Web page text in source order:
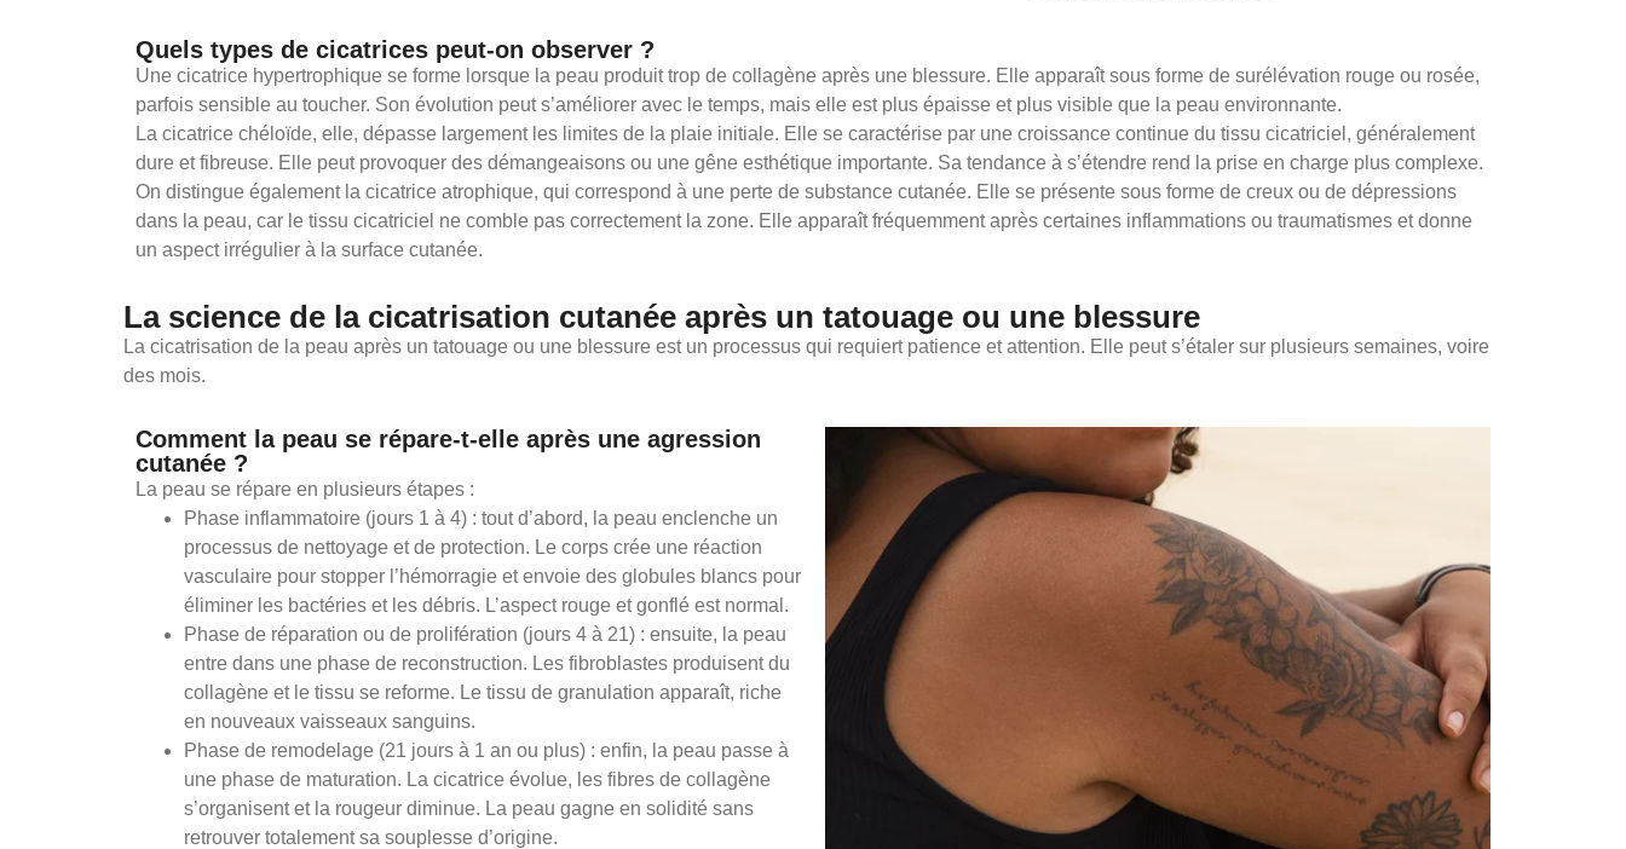
Quels types de cicatrices peut-on observer ?
Une cicatrice hypertrophique se forme lorsque la peau produit trop de collagène après une blessure. Elle apparaît sous forme de surélévation rouge ou rosée,
parfois sensible au toucher. Son évolution peut s’améliorer avec le temps, mais elle est plus épaisse et plus visible que la peau environnante.
La cicatrice chéloïde, elle, dépasse largement les limites de la plaie initiale. Elle se caractérise par une croissance continue du tissu cicatriciel, généralement
dure et fibreuse. Elle peut provoquer des démangeaisons ou une gêne esthétique importante. Sa tendance à s’étendre rend la prise en charge plus complexe.
On distingue également la cicatrice atrophique, qui correspond à une perte de substance cutanée. Elle se présente sous forme de creux ou de dépressions
dans la peau, car le tissu cicatriciel ne comble pas correctement la zone. Elle apparaît fréquemment après certaines inflammations ou traumatismes et donne
un aspect irrégulier à la surface cutanée.
La science de la cicatrisation cutanée après un tatouage ou une blessure
La cicatrisation de la peau après un tatouage ou une blessure est un processus qui requiert patience et attention. Elle peut s’étaler sur plusieurs semaines, voire
des mois.
Comment la peau se répare-t-elle après une agression
cutanée ?
La peau se répare en plusieurs étapes :
Phase inflammatoire (jours 1 à 4) : tout d’abord, la peau enclenche un
processus de nettoyage et de protection. Le corps crée une réaction
vasculaire pour stopper l’hémorragie et envoie des globules blancs pour
éliminer les bactéries et les débris. L’aspect rouge et gonflé est normal.
Phase de réparation ou de prolifération (jours 4 à 21) : ensuite, la peau
entre dans une phase de reconstruction. Les fibroblastes produisent du
collagène et le tissu se reforme. Le tissu de granulation apparaît, riche
en nouveaux vaisseaux sanguins.
Phase de remodelage (21 jours à 1 an ou plus) : enfin, la peau passe à
une phase de maturation. La cicatrice évolue, les fibres de collagène
s’organisent et la rougeur diminue. La peau gagne en solidité sans
retrouver totalement sa souplesse d’origine.